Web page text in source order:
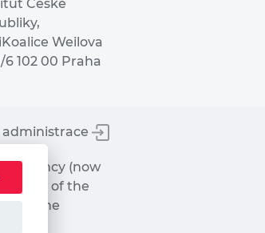
České
Weilova
6 102 00 Praha
administrace
Agency (now
view of the
of the